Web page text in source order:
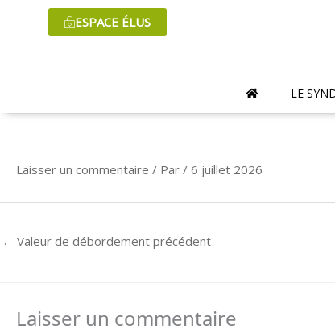
ESPACE ÉLUS
LE
Laisser un commentaire / Par / 6 juillet 2026
← Valeur de débordement précédent
Laisser un commentaire